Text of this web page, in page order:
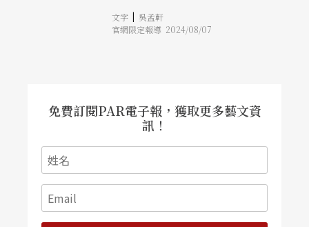
文字 | 吳孟軒
官網限定報導 2024/08/07
免費訂閱PAR電子報，獲取更多藝文資
訊！